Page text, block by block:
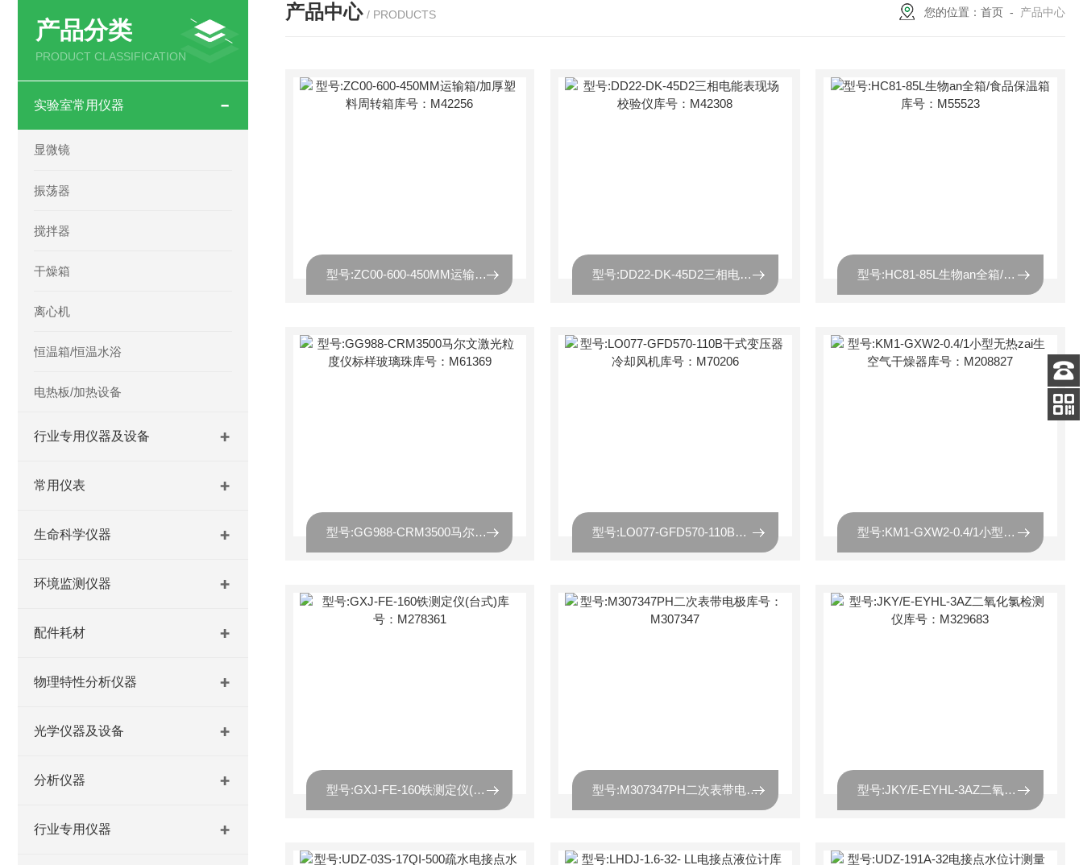
产品分类
PRODUCT CLASSIFICATION
实验室常用仪器
显微镜
振荡器
搅拌器
干燥箱
离心机
恒温箱/恒温水浴
电热板/加热设备
行业专用仪器及设备
常用仪表
生命科学仪器
环境监测仪器
配件耗材
物理特性分析仪器
光学仪器及设备
分析仪器
行业专用仪器
产品中心 / PRODUCTS 您的位置： 首页 - 产品中心
型号:ZC00-600-450MM运输箱/加厚塑料周转箱库号：M42256 型号:DD22-DK-45D2三相电能表现场校验仪库号：M42308 型号:HC81-85L生物an全箱/食品保温箱 库号：M55523
型号:GG988-CRM3500马尔文激光粒度仪标样玻璃珠库号：M61369 型号:LO077-GFD570-110B干式变压器冷却风机库号：M70206 型号:KM1-GXW2-0.4/1小型无热zai生空气干燥器库号：M208827
型号:GXJ-FE-160铁测定仪(台式)库号：M278361 型号:M307347PH二次表带电极库号：M307347 型号:JKY/E-EYHL-3AZ二氧化氯检测仪库号：M329683
客服
电话